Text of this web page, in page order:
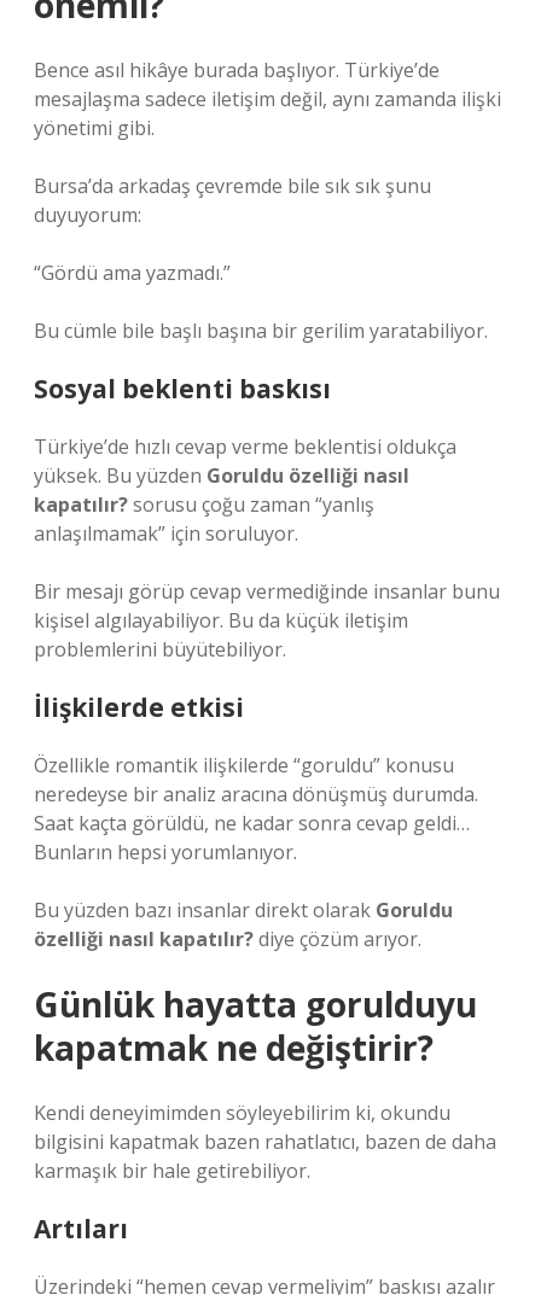
Bence asıl hikâye burada başlıyor. Türkiye’de
mesajlaşma sadece iletişim değil, aynı zamanda ilişki
yönetimi gibi.
Bursa’da arkadaş çevremde bile sık sık şunu
duyuyorum:
“Gördü ama yazmadı.”
Bu cümle bile başlı başına bir gerilim yaratabiliyor.
Sosyal beklenti baskısı
Türkiye’de hızlı cevap verme beklentisi oldukça
yüksek. Bu yüzden Goruldu özelliği nasıl
kapatılır?sorusu çoğu zaman “yanlış
anlaşılmamak” için soruluyor.
Bir mesajı görüp cevap vermediğinde insanlar bunu
kişisel algılayabiliyor. Bu da küçük iletişim
problemlerini büyütebiliyor.
İlişkilerde etkisi
Özellikle romantik ilişkilerde “goruldu” konusu
neredeyse bir analiz aracına dönüşmüş durumda.
Saat kaçta görüldü, ne kadar sonra cevap geldi…
Bunların hepsi yorumlanıyor.
Bu yüzden bazı insanlar direkt olarak Goruldu
özelliği nasıl kapatılır?diye çözüm arıyor.
Günlük hayatta gorulduyu
kapatmak ne değiştirir?
Kendi deneyimimden söyleyebilirim ki, okundu
bilgisini kapatmak bazen rahatlatıcı, bazen de daha
karmaşık bir hale getirebiliyor.
Artıları
Üzerindeki “hemen cevap vermeliyim” baskısı azalır